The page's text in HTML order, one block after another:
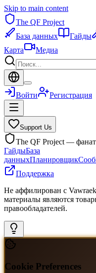
Skip to main content
The QF Project
База данных
Гайды
Карта
Медиа
Войти Регистрация
Support Us
The QF Project —
ГайдыБаза
данныхПланировщик
Поддержка
Не аффилирован с
материалы являются
правообладателей.
Cookie Preferences